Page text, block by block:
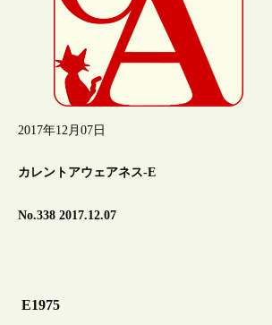
2017年12月07日
カレントアウェアネス-E
No.338 2017.12.07
E1975